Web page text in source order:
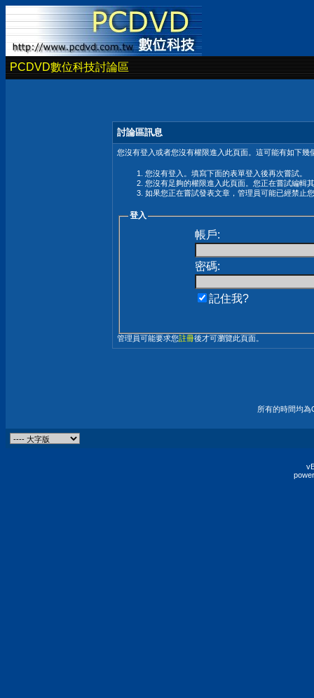
PCDVD數位科技討論區
討論區訊息
您沒有登入或者您沒有權限進入此頁面。這可能有如下幾
您沒有登入。填寫下面的表單登入後再次嘗試。
您沒有足夠的權限進入此頁面。您正在嘗試編輯
如果您正在嘗試發表文章，管理員可能已經禁止
登入
帳戶:
密碼:
記住我?
管理員可能要求您註冊後才可瀏覽此頁面。
所有的時間均為